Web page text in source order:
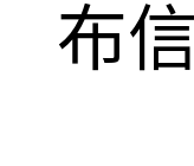
布